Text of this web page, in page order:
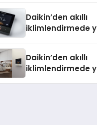
Daikin’den akıllı
iklimlendirmede
Daikin’den akıllı
iklimlendirmede